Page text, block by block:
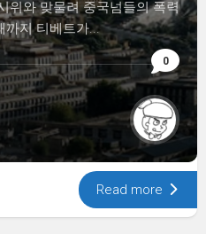
0
위와 맞물려 중국넘들의 폭력
까지 티베트가...
Read more